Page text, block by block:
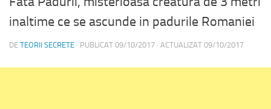
inaltime ce se ascunde in padurile Romaniei
DE TEORII SECRETE · PUBLICAT 09/10/2017 · ACTUALIZAT 09/10/2017